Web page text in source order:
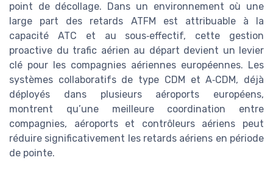
point de décollage. Dans un environnement où une
large part des retards ATFM est attribuable à la
capacité ATC et au sous‑effectif, cette gestion
proactive du trafic aérien au départ devient un levier
clé pour les compagnies aériennes européennes. Les
systèmes collaboratifs de type CDM et A‑CDM, déjà
déployés dans plusieurs aéroports européens,
montrent qu’une meilleure coordination entre
compagnies, aéroports et contrôleurs aériens peut
réduire significativement les retards aériens en période
de pointe.